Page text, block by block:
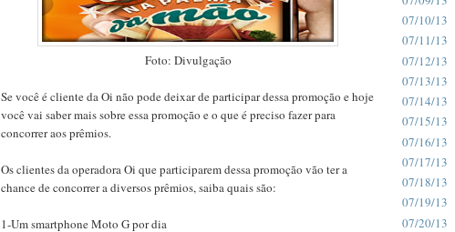
Foto: Divulgação
Se você é cliente da Oi não pode deixar de participar dessa promoção e hoje
você vai saber mais sobre essa promoção e o que é preciso fazer para
concorrer aos prêmios.
Os clientes da operadora Oi que participarem dessa promoção vão ter a
chance de concorrer a diversos prêmios, saiba quais são:
1-Um smartphone Moto G por dia
07/10/13
07/11/13
07/12/13
07/13/13
07/14/13
07/15/13
07/16/13
07/17/13
07/18/13
07/19/13
07/20/13